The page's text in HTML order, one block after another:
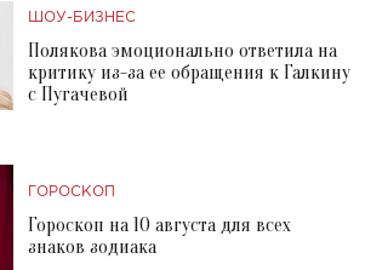
ШОУ-БИЗНЕС
Полякова эмоционально ответила на
критику из-за ее обращения к Галкину
с Пугачевой
ГОРОСКОП
Гороскоп на 10 августа для всех
знаков зодиака